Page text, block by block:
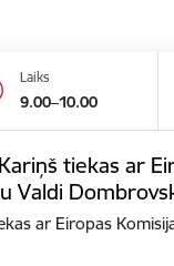
Laiks
9.00–10.00
tiekas ar
Valdi
ar Eiropas